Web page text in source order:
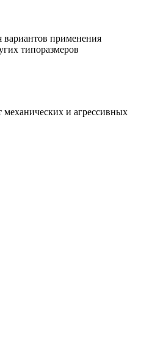
применения
типоразмеров
и агрессивных